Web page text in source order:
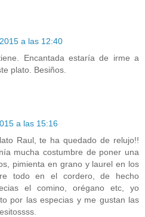
a las 12:40
Encantada estaría de irme a
plato. Besiños.
a las 15:16
Raul, te ha quedado de relujo!!
mucha costumbre de poner una
pimienta en grano y laurel en los
todo en el cordero, de hecho
el comino, orégano etc, yo
por las especias y me gustan las